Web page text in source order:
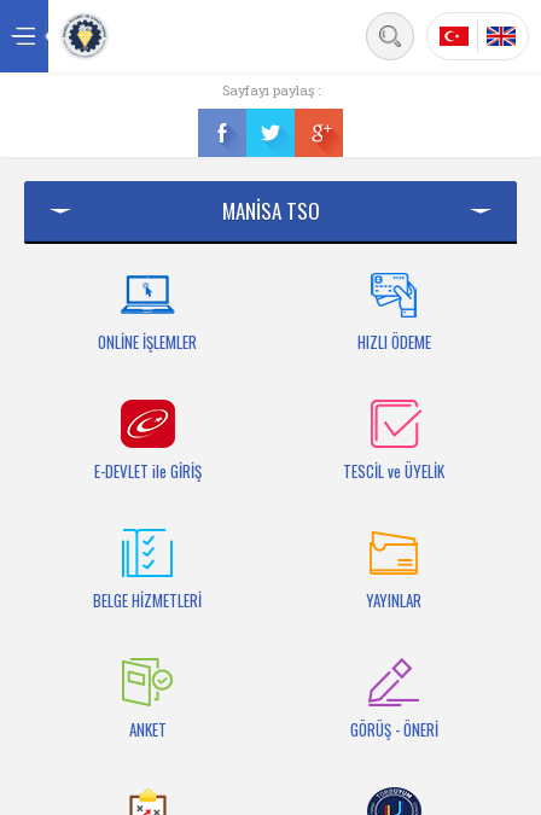
Üyelik
Bilgi Bankası
Sayfayı paylaş :
MANİSA TSO
ONLİNE İŞLEMLER HIZLI ÖDEME
E-DEVLET ile GİRİŞ TESCİL ve ÜYELİK
BELGE HİZMETLERİ YAYINLAR
ANKET GÖRÜŞ - ÖNERİ